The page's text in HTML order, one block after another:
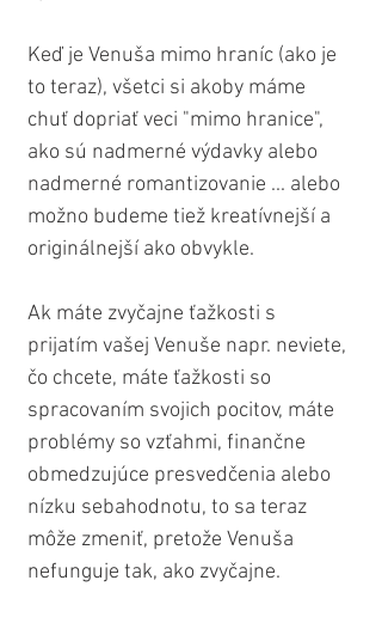
Keď je Venuša mimo hraníc (ako je
to teraz), všetci si akoby máme
chuť dopriať veci "mimo hranice",
ako sú nadmerné výdavky alebo
nadmerné romantizovanie ... alebo
možno budeme tiež kreatívnejší a
originálnejší ako obvykle.
Ak máte zvyčajne ťažkosti s
prijatím vašej Venuše napr. neviete,
čo chcete, máte ťažkosti so
spracovaním svojich pocitov, máte
problémy so vzťahmi, finančne
obmedzujúce presvedčenia alebo
nízku sebahodnotu, to sa teraz
môže zmeniť, pretože Venuša
nefunguje tak, ako zvyčajne.